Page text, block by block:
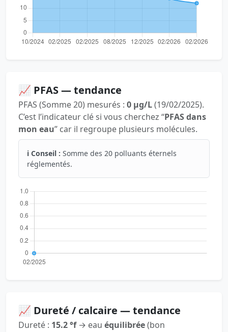
📈 PFAS — tendance
PFAS (Somme 20) mesurés : 0 µg/L(19/02/2025).
C’est l’indicateur clé si vous cherchez “PFAS dans
mon eau” car il regroupe plusieurs molécules.
ℹ️ Conseil : Somme des 20 polluants éternels
réglementés.
📈 Dureté / calcaire — tendance
Dureté : 15.2 °f→ eau équilibrée(bon